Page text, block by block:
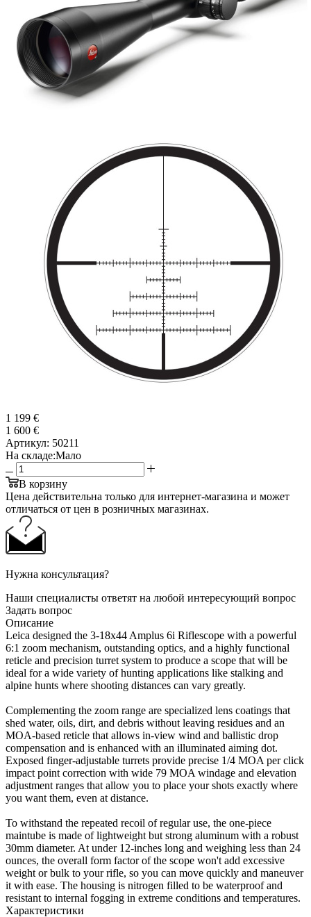
1 199 €
1 600 €
Артикул: 50211
На складе:Мало
В корзину
Цена действительна только для интернет-магазина и может
отличаться от цен в розничных магазинах.
Нужна консультация?
Наши специалисты ответят на любой интересующий вопрос
Задать вопрос
Описание
Leica designed the 3-18x44 Amplus 6i Riflescope with a powerful
6:1 zoom mechanism, outstanding optics, and a highly functional
reticle and precision turret system to produce a scope that will be
ideal for a wide variety of hunting applications like stalking and
alpine hunts where shooting distances can vary greatly.
Complementing the zoom range are specialized lens coatings that
shed water, oils, dirt, and debris without leaving residues and an
MOA-based reticle that allows in-view wind and ballistic drop
compensation and is enhanced with an illuminated aiming dot.
Exposed finger-adjustable turrets provide precise 1/4 MOA per click
impact point correction with wide 79 MOA windage and elevation
adjustment ranges that allow you to place your shots exactly where
you want them, even at distance.
To withstand the repeated recoil of regular use, the one-piece
maintube is made of lightweight but strong aluminum with a robust
30mm diameter. At under 12-inches long and weighing less than 24
ounces, the overall form factor of the scope won't add excessive
weight or bulk to your rifle, so you can move quickly and maneuver
it with ease. The housing is nitrogen filled to be waterproof and
resistant to internal fogging in extreme conditions and temperatures.
Характеристики